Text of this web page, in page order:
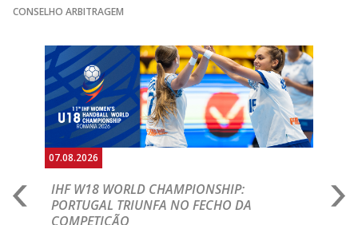
CONSELHO ARBITRAGEM
07.08.2026
IHF W18 WORLD CHAMPIONSHIP:
PORTUGAL TRIUNFA NO FECHO DA
COMPETIÇÃO
Anterior